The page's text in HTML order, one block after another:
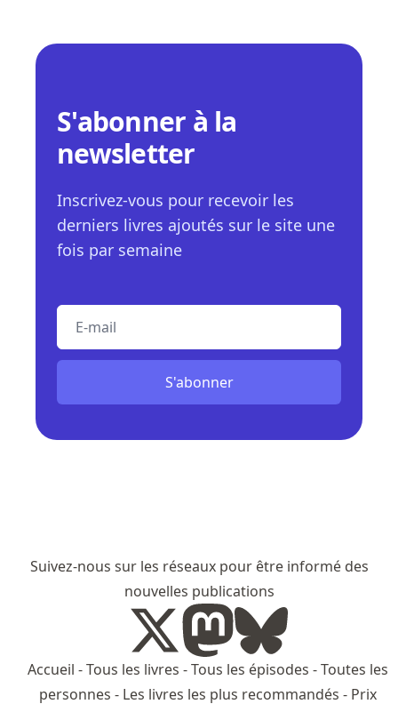
S'abonner à la
newsletter
Inscrivez-vous pour recevoir les
derniers livres ajoutés sur le site une
fois par semaine
S'abonner
Suivez-nous sur les réseaux pour être informé des
nouvelles publications
Accueil -Tous les livres -Tous les épisodes -Toutes les
personnes - Les livres les plus recommandés - Prix